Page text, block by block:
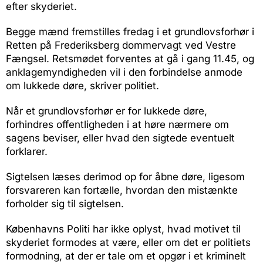
efter skyderiet.
Begge mænd fremstilles fredag i et grundlovsforhør i
Retten på Frederiksberg dommervagt ved Vestre
Fængsel. Retsmødet forventes at gå i gang 11.45, og
anklagemyndigheden vil i den forbindelse anmode
om lukkede døre, skriver politiet.
Når et grundlovsforhør er for lukkede døre,
forhindres offentligheden i at høre nærmere om
sagens beviser, eller hvad den sigtede eventuelt
forklarer.
Sigtelsen læses derimod op for åbne døre, ligesom
forsvareren kan fortælle, hvordan den mistænkte
forholder sig til sigtelsen.
Københavns Politi har ikke oplyst, hvad motivet til
skyderiet formodes at være, eller om det er politiets
formodning, at der er tale om et opgør i et kriminelt